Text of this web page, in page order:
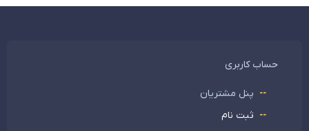
حساب کاربری
پنل مشتریان
ثبت نام